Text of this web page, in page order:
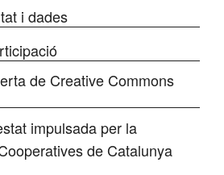
i dades
de Creative Commons
impulsada per la
de Catalunya